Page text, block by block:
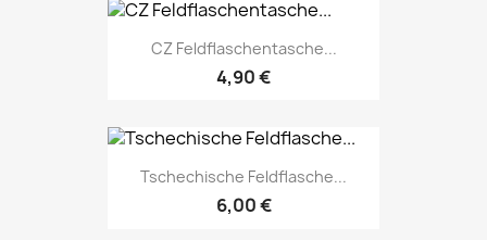
CZ Feldflaschentasche...
4,90 €
Tschechische Feldflasche...
6,00 €